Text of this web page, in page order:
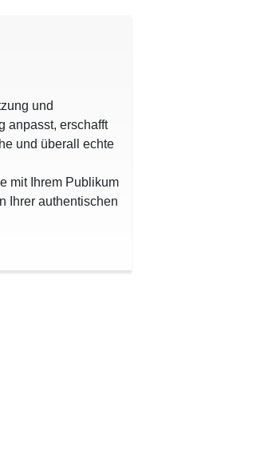
und
anpasst, erschafft
und überall echte
mit Ihrem Publikum
Ihrer authentischen